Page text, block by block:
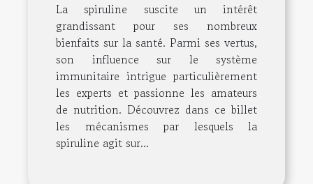
La spiruline suscite un intérêt
grandissant pour ses nombreux
bienfaits sur la santé. Parmi ses vertus,
son influence sur le système
immunitaire intrigue particulièrement
les experts et passionne les amateurs
de nutrition. Découvrez dans ce billet
les mécanismes par lesquels la
spiruline agit sur...